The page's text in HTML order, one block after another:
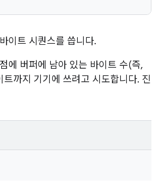
이트 시퀀스를 씁니다.
에 버퍼에 남아 있는 바이트 수(즉,
까지 기기에 쓰려고 시도합니다. 진